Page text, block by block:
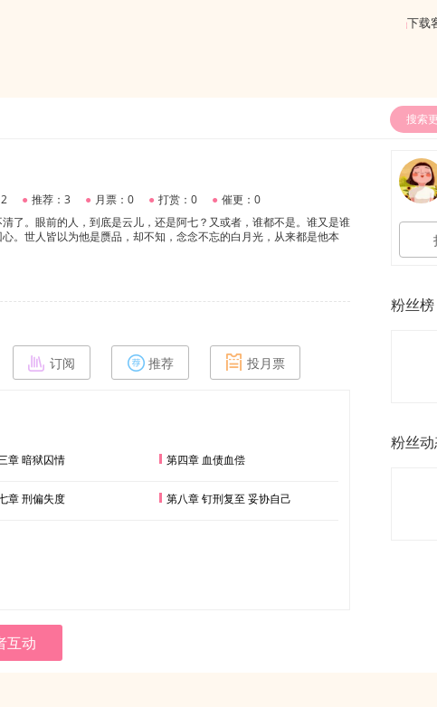
下载
● 推荐：3 ● 月票：0 ● 打赏：0 ● 催更：0
了。眼前的人，到底是云儿，还是阿七？又或者，谁都不是。谁又是谁
。世人皆以为他是赝品，却不知，念念不忘的白月光，从来都是他本
订阅 推荐 投月票
章 暗狱囚情 第四章 血债血偿
章 刑偏失度 第八章 钉刑复至 妥协自己
互动
粉丝榜
粉丝